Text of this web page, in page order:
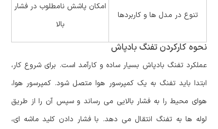
تنوع در مدل ها و کاربردها
امکان پاشش نامطلوب در فشار
بالا
نحوه کارکردن تفنگ بادپاش
عملکرد تفنگ بادپاش بسیار ساده و کارآمد است. برای شروع کار،
ابتدا باید تفنگ به یک کمپرسور هوا متصل شود. کمپرسور هوا،
هوای محیط را به فشار بالایی می رساند و سپس آن را از طریق
لوله ها به تفنگ انتقال می دهد. با فشار دادن کلید ماشه ای،